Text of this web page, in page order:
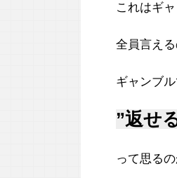
これはギ
全員言え
ギャンブ
”返せ
って思る